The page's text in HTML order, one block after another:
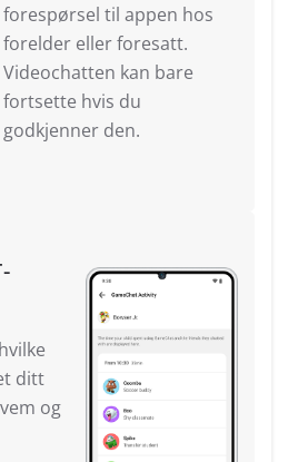
forespørsel til appen hos
forelder eller foresatt.
Videochatten kan bare
fortsette hvis du
godkjenner den.
ditt
og